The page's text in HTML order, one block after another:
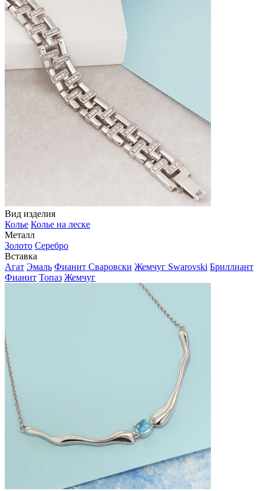
Вид изделия
Колье Колье на леске
Металл
Золото Серебро
Вставка
Агат Эмаль Фианит Сваровски Жемчуг Swarovski Бриллиант
Фианит Топаз Жемчуг